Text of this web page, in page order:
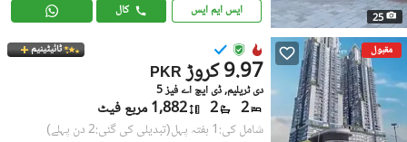
25 ایس ایم ایس کال
مقبول ٹائیٹینیم
PKR 9.97 کروڑ
دی ٹریلیم, ڈی ایچ اے فیز 5
2
2 1,882 مربع فیٹ
شامل کی:1 ہفتہ پہل (تبدیلی کی گئی:2 دن پہلے)